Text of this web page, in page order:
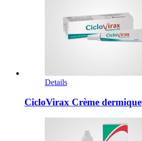
Details
CicloVirax Crème dermique